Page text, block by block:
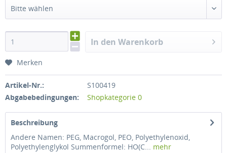
Bitte wählen
In den Warenkorb
Merken
Artikel-Nr.:
S100419
Abgabebedingungen:
Shopkategorie 0
Beschreibung
Andere Namen: PEG, Macrogol, PEO, Polyethylenoxid,
Polyethylenglykol Summenformel: HO(C... mehr